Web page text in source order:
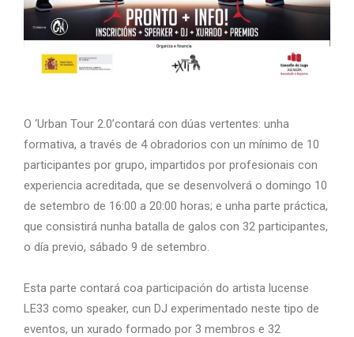
O ‘Urban Tour 2.0’contará con dúas vertentes: unha
formativa, a través de 4 obradorios con un mínimo de 10
participantes por grupo, impartidos por profesionais con
experiencia acreditada, que se desenvolverá o domingo 10
de setembro de 16:00 a 20:00 horas; e unha parte práctica,
que consistirá nunha batalla de galos con 32 participantes,
o día previo, sábado 9 de setembro.
Esta parte contará coa participación do artista lucense
LE33 como speaker, cun DJ experimentado neste tipo de
eventos, un xurado formado por 3 membros e 32